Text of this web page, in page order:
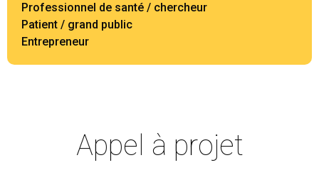
Professionnel de santé / chercheur
Patient / grand public
Entrepreneur
Appel à projet